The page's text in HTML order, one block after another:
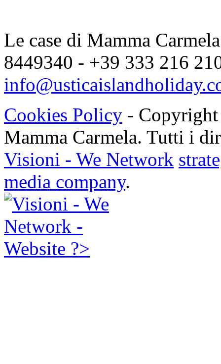
Le case di Mamma
8449340 - +39 333 216
Cookies Policy - Copyright
Mamma Carmela. Tutti i
Visioni - We Network
media company.